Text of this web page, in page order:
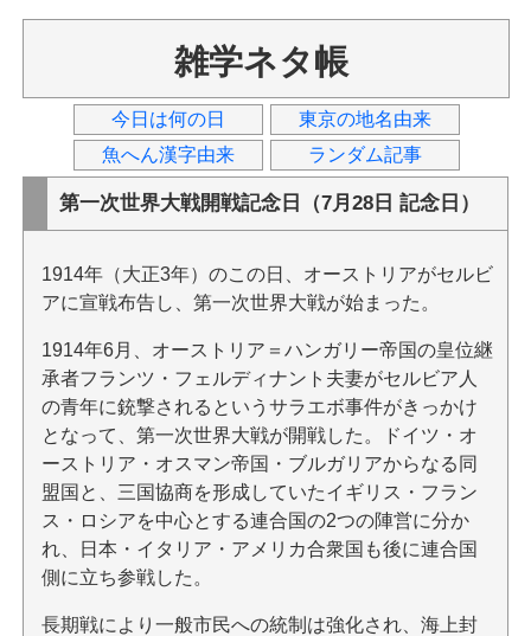
雑学ネタ帳
今日は何の日
東京の地名由来
魚へん漢字由来
ランダム記事
第一次世界大戦開戦記念日（7月28日 記念日）
1914年（大正3年）のこの日、オーストリアがセルビ
アに宣戦布告し、第一次世界大戦が始まった。
1914年6月、オーストリア＝ハンガリー帝国の皇位継
承者フランツ・フェルディナント夫妻がセルビア人
の青年に銃撃されるというサラエボ事件がきっかけ
となって、第一次世界大戦が開戦した。ドイツ・オ
ーストリア・オスマン帝国・ブルガリアからなる同
盟国と、三国協商を形成していたイギリス・フラン
ス・ロシアを中心とする連合国の2つの陣営に分か
れ、日本・イタリア・アメリカ合衆国も後に連合国
側に立ち参戦した。
長期戦により一般市民への統制は強化され、海上封